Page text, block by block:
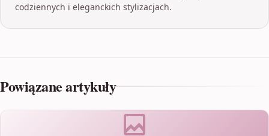
codziennych i eleganckich stylizacjach.
Powiązane artykuły